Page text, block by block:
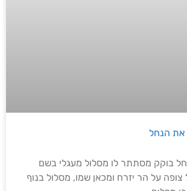
את הנחל
בוקק מסתתר לו מסלול מעגלי בשם
על הר יזרח ומכאן שמו, מסלול בנוף